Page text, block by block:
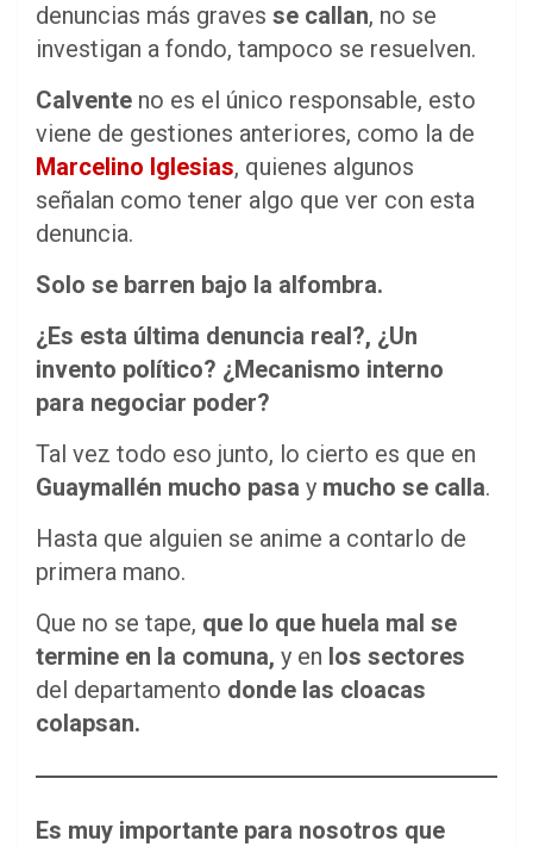
denuncias más graves se callan, no se
investigan a fondo, tampoco se resuelven.
Calvente no es el único responsable, esto
viene de gestiones anteriores, como la de
Marcelino Iglesias, quienes algunos
señalan como tener algo que ver con esta
denuncia.
Solo se barren bajo la alfombra.
¿Es esta última denuncia real?, ¿Un
invento político? ¿Mecanismo interno
para negociar poder?
Tal vez todo eso junto, lo cierto es que en
Guaymallén mucho pasa y mucho se calla.
Hasta que alguien se anime a contarlo de
primera mano.
Que no se tape, que lo que huela mal se
termine en la comuna, y en los sectores
del departamento donde las cloacas
colapsan.
Es muy importante para nosotros que